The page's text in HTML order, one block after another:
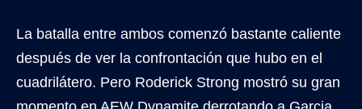
La batalla entre ambos comenzó bastante caliente
después de ver la confrontación que hubo en el
cuadrilátero. Pero Roderick Strong mostró su gran